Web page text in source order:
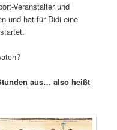
Veranstalter und
und hat für Didi eine
aus… also heißt